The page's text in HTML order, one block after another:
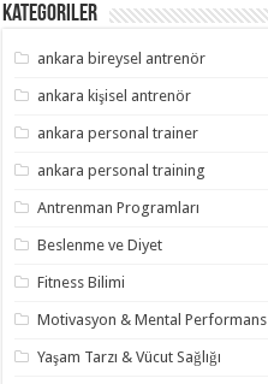
Kategoriler
ankara bireysel antrenör
ankara kişisel antrenör
ankara personal trainer
ankara personal training
Antrenman Programları
Beslenme ve Diyet
Fitness Bilimi
Motivasyon & Mental Performans
Yaşam Tarzı & Vücut Sağlığı